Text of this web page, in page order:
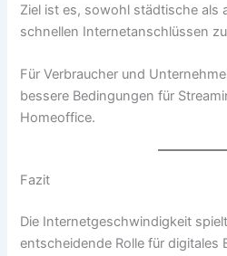
Ziel ist es, sowohl städtische als
schnellen Internetanschlüssen
Für Verbraucher und
bessere Bedingungen für
Homeoffice.
Fazit
Die Internetgeschwindigkeit
entscheidende Rolle für digitales